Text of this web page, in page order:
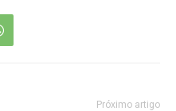
Próximo artigo